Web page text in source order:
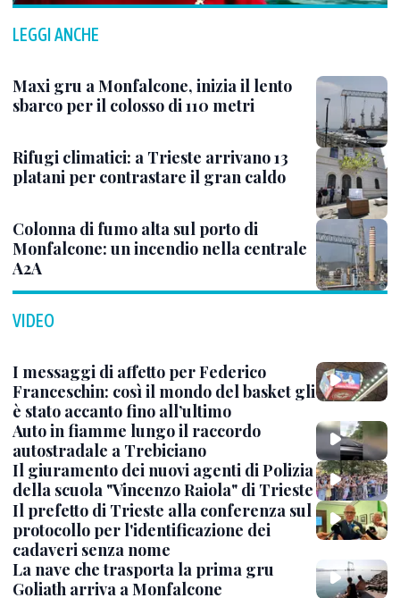
LEGGI ANCHE
Maxi gru a Monfalcone, inizia il lento
sbarco per il colosso di 110 metri
Rifugi climatici: a Trieste arrivano 13
platani per contrastare il gran caldo
Colonna di fumo alta sul porto di
Monfalcone: un incendio nella centrale
A2A
VIDEO
I messaggi di affetto per Federico
Franceschin: così il mondo del basket gli
è stato accanto fino all’ultimo
Auto in fiamme lungo il raccordo
autostradale a Trebiciano
Il giuramento dei nuovi agenti di Polizia
della scuola "Vincenzo Raiola" di Trieste
Il prefetto di Trieste alla conferenza sul
protocollo per l'identificazione dei
cadaveri senza nome
La nave che trasporta la prima gru
Goliath arriva a Monfalcone